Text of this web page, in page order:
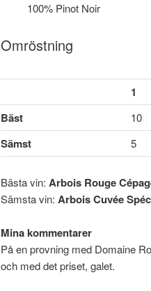
100% Pinot Noir
Omröstning
1
Bäst
10
Sämst 5
Bästa vin: Arbois Rouge
Sämsta vin: Arbois Cuvée
Mina kommentarer
På en provning med Domaine
och med det priset, galet.